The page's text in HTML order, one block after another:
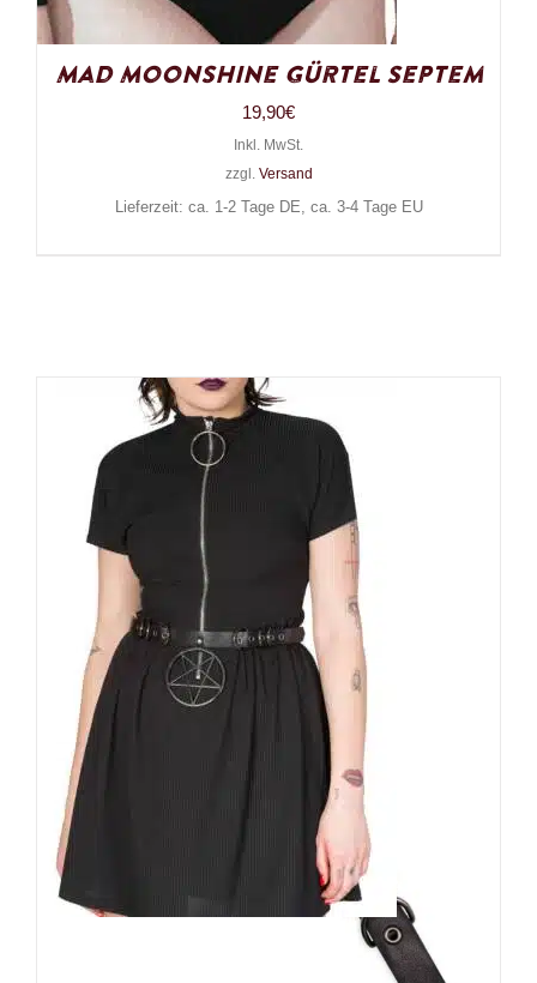
Mad Moonshine Gürtel Septem
19,90€
Inkl. MwSt.
zzgl. Versand
Lieferzeit: ca. 1-2 Tage DE, ca. 3-4 Tage EU
Banned Gürtel Enyo